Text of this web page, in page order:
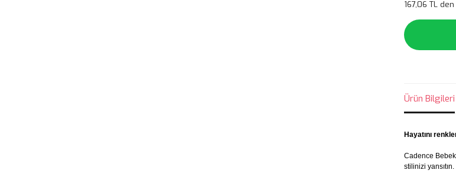
167,06 TL
Ürün Bilgileri
Hayatını
Cadence
stilinizi yansıtın.